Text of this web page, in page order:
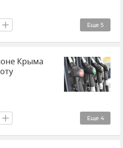
Еще 5
Топливо
топлива в Крыму
Крыма
Еще 4